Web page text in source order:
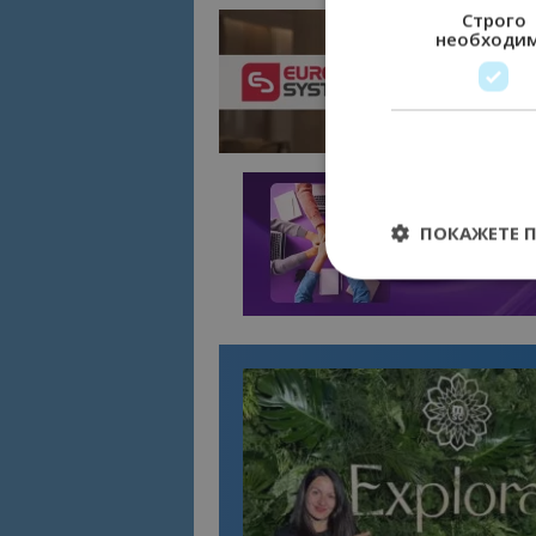
Строго
ПОКАЖЕТЕ
Строго
управление на
Име